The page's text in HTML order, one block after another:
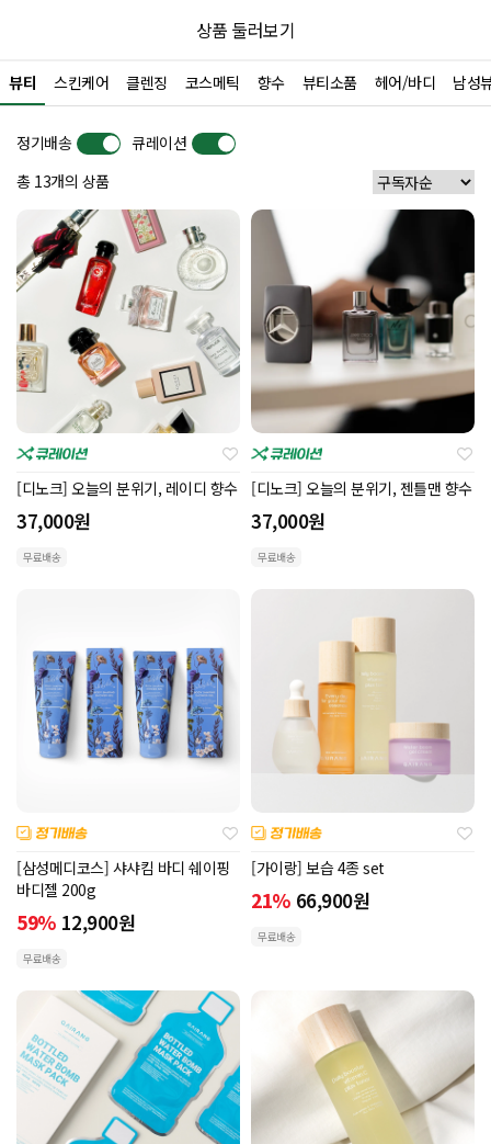
상품 둘러보기
뷰티 스킨케어 클렌징 코스메틱 향수 뷰티소품 헤어/바디 남성
총 13개의 상품
정기배송 큐레이션
[디노크] 오늘의 분위기, 레이디 향수
37,000원
무료배송
[디노크] 오늘의 분위기, 젠틀맨 향수
37,000원
무료배송
[삼성메디코스] 샤샤킴 바디 쉐이핑
바디젤 200g
59% 12,900원
무료배송
[가이랑] 보습 4종 set
21% 66,900원
무료배송